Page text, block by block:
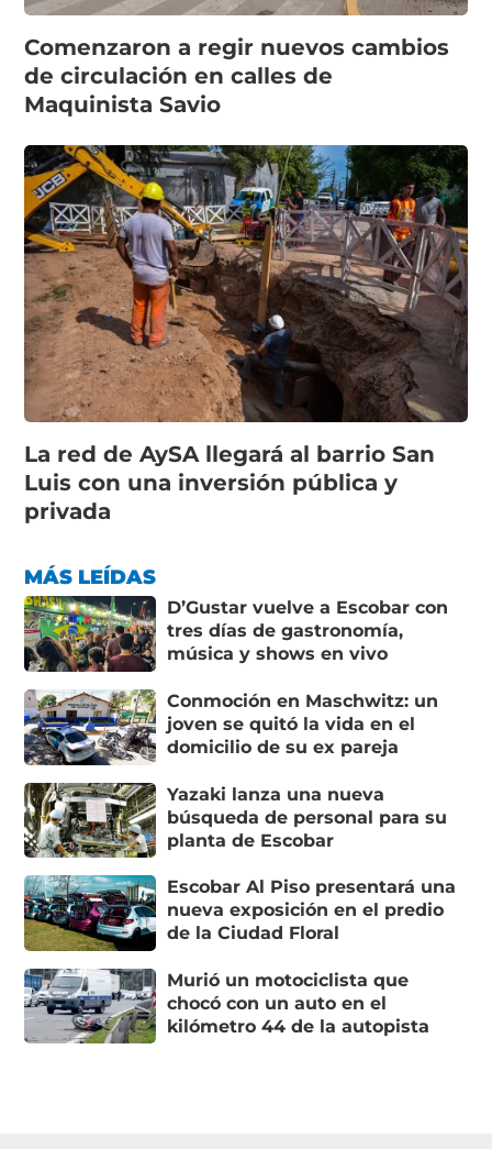
Comenzaron a regir nuevos cambios
de circulación en calles de
Maquinista Savio
La red de AySA llegará al barrio San
Luis con una inversión pública y
privada
MÁS LEÍDAS
D’Gustar vuelve a Escobar con
tres días de gastronomía,
música y shows en vivo
Conmoción en Maschwitz: un
joven se quitó la vida en el
domicilio de su ex pareja
Yazaki lanza una nueva
búsqueda de personal para su
planta de Escobar
Escobar Al Piso presentará una
nueva exposición en el predio
de la Ciudad Floral
Murió un motociclista que
chocó con un auto en el
kilómetro 44 de la autopista